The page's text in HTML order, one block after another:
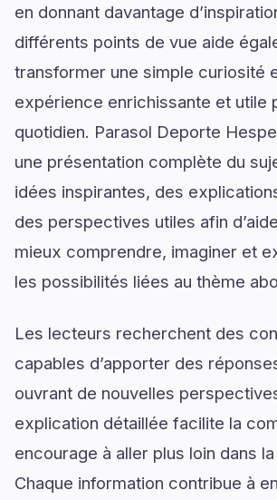
en donnant davantage
différents points de vue aide
transformer une simple curiosité
expérience enrichissante et utile
quotidien. Parasol Deporte
une présentation complète du
idées inspirantes, des
des perspectives utiles afin
mieux comprendre, imaginer et
les possibilités liées au thème
Les lecteurs recherchent des
capables d’apporter des
ouvrant de nouvelles
explication détaillée facilite la
encourage à aller plus loin dans
Chaque information contribue à